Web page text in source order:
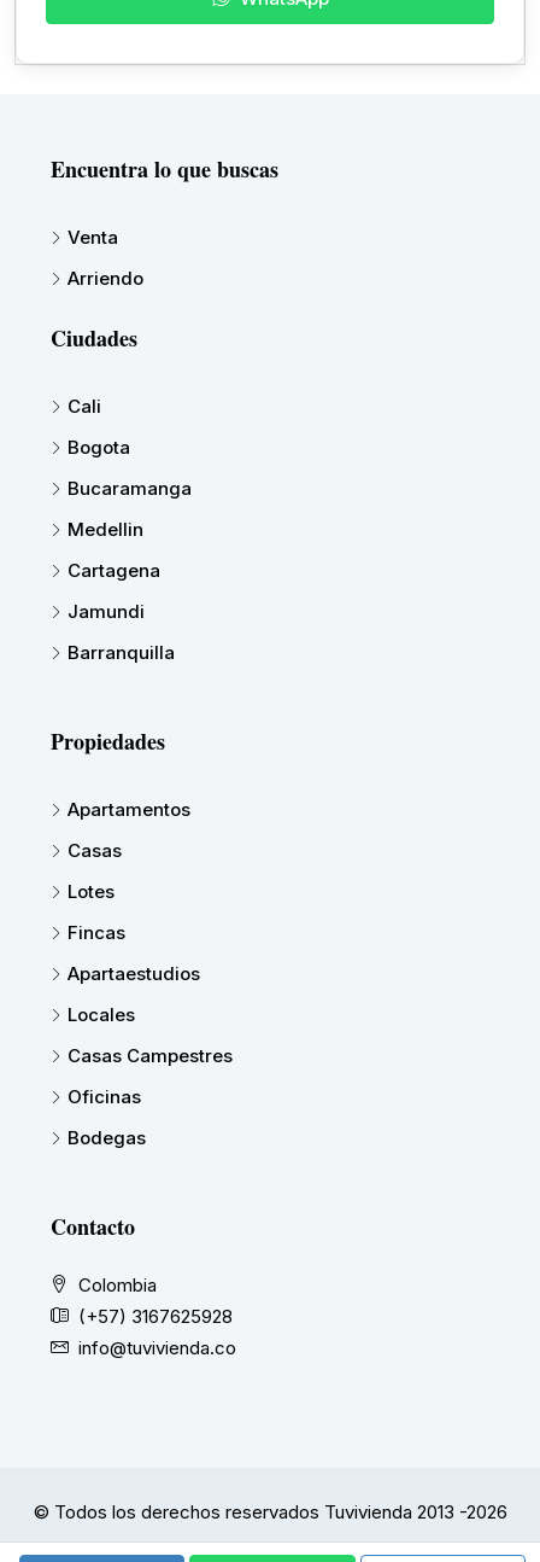
Encuentra lo que buscas
Venta
Arriendo
Ciudades
Cali
Bogota
Bucaramanga
Medellin
Cartagena
Jamundi
Barranquilla
Propiedades
Apartamentos
Casas
Lotes
Fincas
Apartaestudios
Locales
Casas Campestres
Oficinas
Bodegas
Contacto
Colombia
(+57) 3167625928
info@tuvivienda.co
© Todos los derechos reservados Tuvivienda 2013 -2026